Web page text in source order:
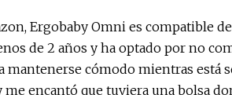
Ergobaby Omni es compatible
de 2 años y ha optado por no
mantenerse cómodo mientras está
encantó que tuviera una bolsa